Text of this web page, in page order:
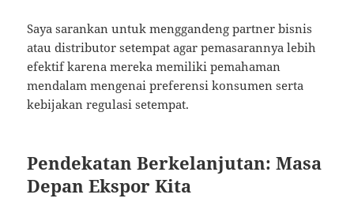
Saya sarankan untuk menggandeng partner bisnis
atau distributor setempat agar pemasarannya lebih
efektif karena mereka memiliki pemahaman
mendalam mengenai preferensi konsumen serta
kebijakan regulasi setempat.
Pendekatan Berkelanjutan: Masa
Depan Ekspor Kita